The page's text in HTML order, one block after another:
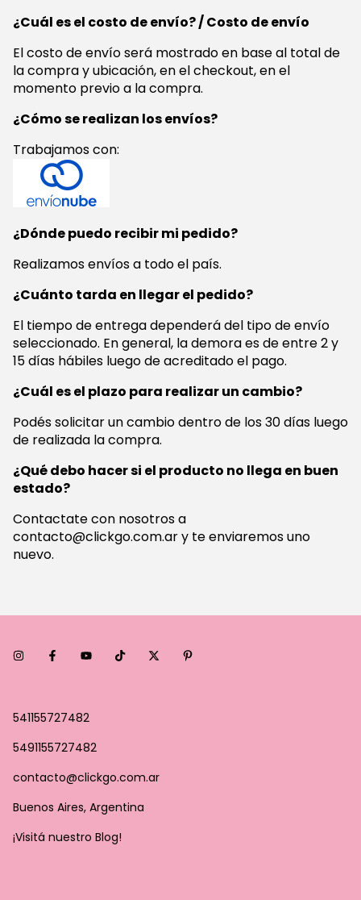
¿Cuál es el costo de envío? / Costo de envío
El costo de envío será mostrado en base al total de
la compra y ubicación, en el checkout, en el
momento previo a la compra.
¿Cómo se realizan los envíos?
Trabajamos con:
¿Dónde puedo recibir mi pedido?
Realizamos envíos a todo el país.
¿Cuánto tarda en llegar el pedido?
El tiempo de entrega dependerá del tipo de envío
seleccionado. En general, la demora es de entre 2 y
15 días hábiles luego de acreditado el pago.
¿Cuál es el plazo para realizar un cambio?
Podés solicitar un cambio dentro de los 30 días luego
de realizada la compra.
¿Qué debo hacer si el producto no llega en buen
estado?
Contactate con nosotros a
contacto@clickgo.com.ary te enviaremos uno
nuevo.
541155727482
5491155727482
contacto@clickgo.com.ar
Buenos Aires, Argentina
¡Visitá nuestro Blog!